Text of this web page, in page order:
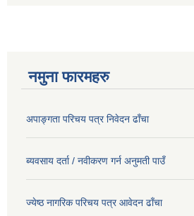
नमुना फारमहरु
अपाङ्गता परिचय पत्र निवेदन ढाँचा
ब्यवसाय दर्ता / नवीकरण गर्न अनुमती पाउँ
ज्येष्ठ नागरिक परिचय पत्र आवेदन ढाँचा